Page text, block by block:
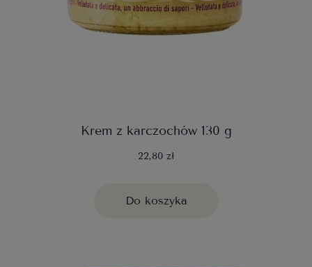
Krem z karczochów 130 g
22,80 zł
Do koszyka